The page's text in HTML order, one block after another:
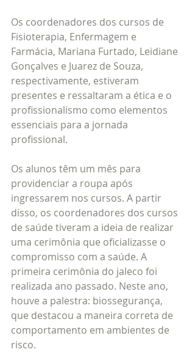
Os coordenadores dos cursos de
Fisioterapia, Enfermagem e
Farmácia, Mariana Furtado, Leidiane
Gonçalves e Juarez de Souza,
respectivamente, estiveram
presentes e ressaltaram a ética e o
profissionalismo como elementos
essenciais para a jornada
profissional.
Os alunos têm um mês para
providenciar a roupa após
ingressarem nos cursos. A partir
disso, os coordenadores dos cursos
de saúde tiveram a ideia de realizar
uma cerimônia que oficializasse o
compromisso com a saúde. A
primeira cerimônia do jaleco foi
realizada ano passado. Neste ano,
houve a palestra: biossegurança,
que destacou a maneira correta de
comportamento em ambientes de
risco.